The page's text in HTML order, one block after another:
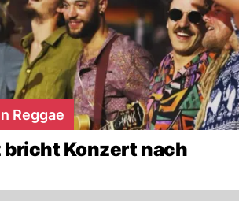
Reggae
bricht Konzert nach